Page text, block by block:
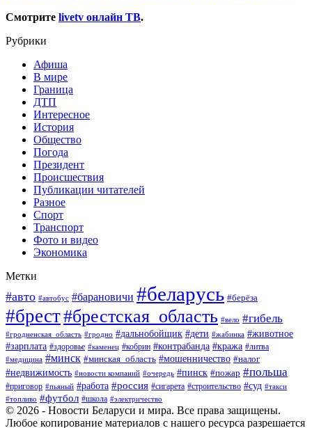
Смотрите livetv онлайн ТВ.
Рубрики
Афиша
В мире
Граница
ДТП
Интересное
История
Общество
Погода
Президент
Происшествия
Публикации читателей
Разное
Спорт
Транспорт
Фото и видео
Экономика
Метки
#авто #автобус #барановичи #беларусь #берёза
#брест#брестская_область #вело #гибель
#гродненская_область #гродно #дальнобойщик #дети #жабинка #животное
#зарплата #здоровье #каменец #кобрин #контрабанда #кража #литва
#медицина #минск #минская_область #мошенничество #налог
#недвижимость #новости компаний #очередь #пинск #пожар #польша
#приговор #пьяный #работа #россия #сигарета #строительство #суд #такси
#топливо #футбол #школа #электричество
© 2026 - Новости Беларуси и мира. Все права защищены.
Любое копирование материалов с нашего ресурса разрешается